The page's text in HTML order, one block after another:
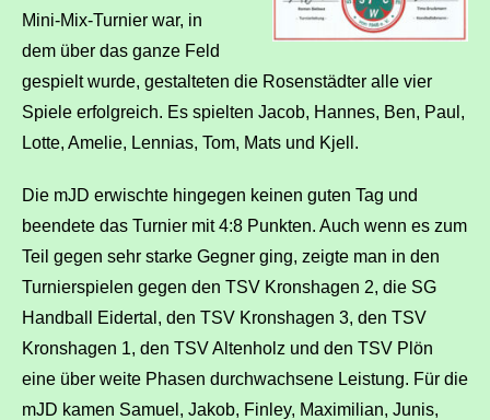
Mini-Mix-Turnier war, in
dem über das ganze Feld
gespielt wurde, gestalteten die Rosenstädter alle vier
Spiele erfolgreich. Es spielten Jacob, Hannes, Ben, Paul,
Lotte, Amelie, Lennias, Tom, Mats und Kjell.
Die mJD erwischte hingegen keinen guten Tag und
beendete das Turnier mit 4:8 Punkten. Auch wenn es zum
Teil gegen sehr starke Gegner ging, zeigte man in den
Turnierspielen gegen den TSV Kronshagen 2, die SG
Handball Eidertal, den TSV Kronshagen 3, den TSV
Kronshagen 1, den TSV Altenholz und den TSV Plön
eine über weite Phasen durchwachsene Leistung. Für die
mJD kamen Samuel, Jakob, Finley, Maximilian, Junis,